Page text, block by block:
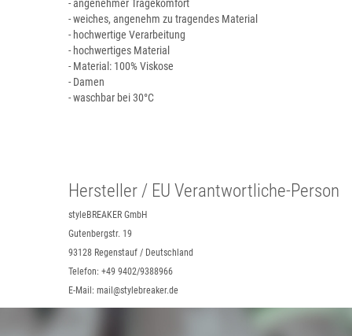
- angenehmer Tragekomfort
- weiches, angenehm zu tragendes Material
- hochwertige Verarbeitung
- hochwertiges Material
- Material: 100% Viskose
- Damen
- waschbar bei 30°C
Hersteller / EU Verantwortliche-Person
styleBREAKER GmbH
Gutenbergstr. 19
93128 Regenstauf / Deutschland
Telefon: +49 9402/9388966
E-Mail: mail@stylebreaker.de